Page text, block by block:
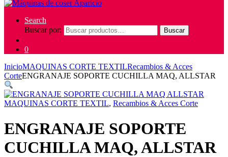
Search
Buscar por:
Buscar
0
InicioMAQUINAS CORTE TEXTILRecambios & Acces
CorteENGRANAJE SOPORTE CUCHILLA MAQ, ALLSTAR
MAQUINAS CORTE TEXTIL, Recambios & Acces Corte
ENGRANAJE SOPORTE
CUCHILLA MAQ, ALLSTAR